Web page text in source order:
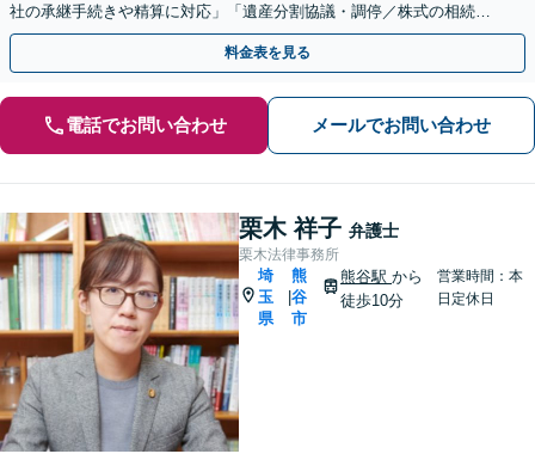
社の承継手続きや精算に対応」「遺産分割協議・調停／株式の相続／
使い込み／成年後見／遺言書作成など」
料金表を見る
電話でお問い合わせ メールでお問い合わせ
栗木 祥子 弁護士
栗木法律事務所
埼
玉
県
熊
谷
市
熊谷駅 から
徒歩10分
営業時間：本
日定休日